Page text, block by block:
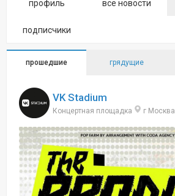
профиль все новости
подписчики
прошедшие грядущие
VK Stadium
Концертная площадка г Москва